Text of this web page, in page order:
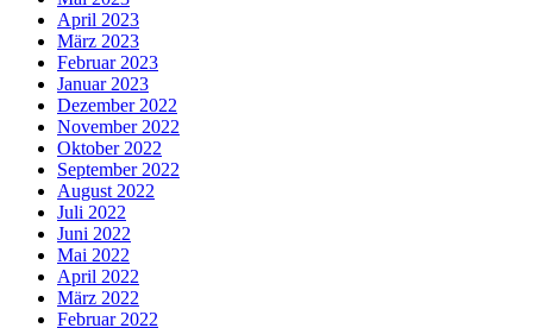
April 2023
März 2023
Februar 2023
Januar 2023
Dezember 2022
November 2022
Oktober 2022
September 2022
August 2022
Juli 2022
Juni 2022
Mai 2022
April 2022
März 2022
Februar 2022